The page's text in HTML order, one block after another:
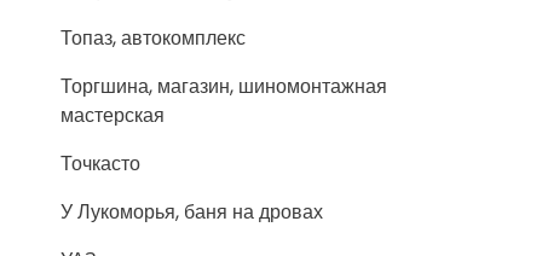
Топаз, автокомплекс
Торгшина, магазин, шиномонтажная
мастерская
Точкасто
У Лукоморья, баня на дровах